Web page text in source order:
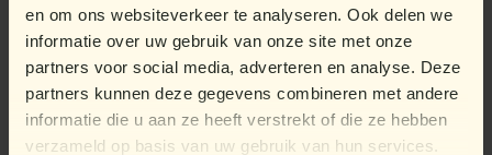
en om ons websiteverkeer te analyseren. Ook delen we
informatie over uw gebruik van onze site met onze
partners voor social media, adverteren en analyse. Deze
partners kunnen deze gegevens combineren met andere
informatie die u aan ze heeft verstrekt of die ze hebben
verzameld op basis van uw gebruik van hun services.